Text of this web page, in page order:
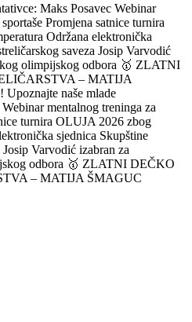
Maks Posavec Webinar
Promjena satnice turnira
Održana elektronička
saveza Josip Varvodić
olimpijskog odbora 🥇 ZLATNI
– MATIJA
Upoznajte naše mlade
Webinar mentalnog treninga za
turnira OLUJA 2026 zbog
sjednica Skupštine
Josip Varvodić izabran za
odbora 🥇 ZLATNI DEČKO
– MATIJA ŠMAGUC